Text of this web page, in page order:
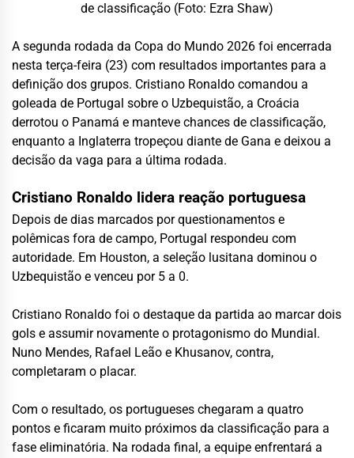
de classificação (Foto: Ezra Shaw)
A segunda rodada da Copa do Mundo 2026 foi encerrada
nesta terça-feira (23) com resultados importantes para a
definição dos grupos. Cristiano Ronaldo comandou a
goleada de Portugal sobre o Uzbequistão, a Croácia
derrotou o Panamá e manteve chances de classificação,
enquanto a Inglaterra tropeçou diante de Gana e deixou a
decisão da vaga para a última rodada.
Cristiano Ronaldo lidera reação portuguesa
Depois de dias marcados por questionamentos e
polêmicas fora de campo, Portugal respondeu com
autoridade. Em Houston, a seleção lusitana dominou o
Uzbequistão e venceu por 5 a 0.
Cristiano Ronaldo foi o destaque da partida ao marcar dois
gols e assumir novamente o protagonismo do Mundial.
Nuno Mendes, Rafael Leão e Khusanov, contra,
completaram o placar.
Com o resultado, os portugueses chegaram a quatro
pontos e ficaram muito próximos da classificação para a
fase eliminatória. Na rodada final, a equipe enfrentará a